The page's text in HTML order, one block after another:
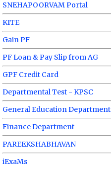
SNEHAPOORVAM Portal
KITE
Gain PF
PF Loan & Pay Slip from AG
GPF Credit Card
Departmental Test - KPSC
General Education Department
Finance Department
PAREEKSHABHAVAN
iExaMs